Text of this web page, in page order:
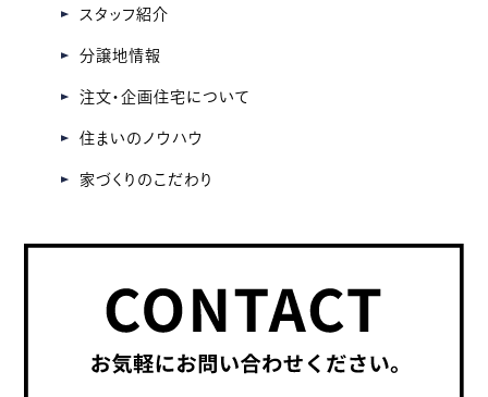
スタッフ紹介
分譲地情報
注文・企画住宅について
住まいのノウハウ
家づくりのこだわり